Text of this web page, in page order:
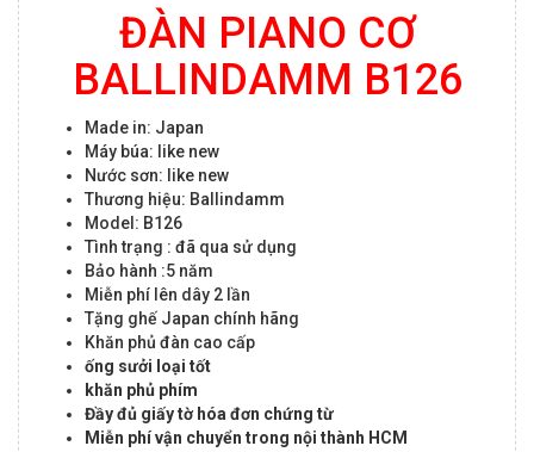
ĐÀN PIANO CƠ
BALLINDAMM B126
Made in: Japan
Máy búa: like new
Nước sơn: like new
Thương hiệu: Ballindamm
Model: B126
Tình trạng : đã qua sử dụng
Bảo hành :5 năm
Miễn phí lên dây 2 lần
Tặng ghế Japan chính hãng
Khăn phủ đàn cao cấp
ống sưởi loại tốt
khăn phủ phím
Đầy đủ giấy tờ hóa đơn chứng từ
Miễn phí vận chuyển trong nội thành HCM